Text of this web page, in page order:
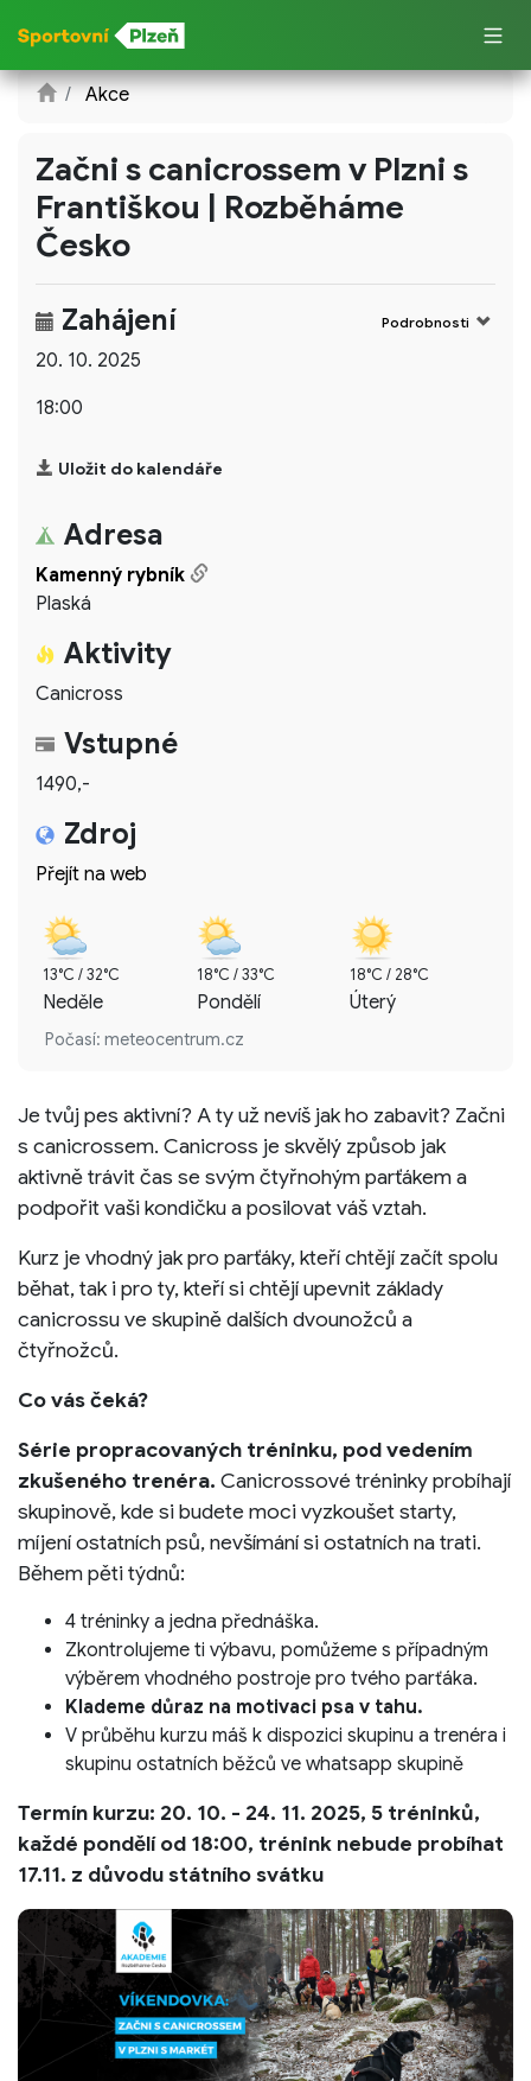
Akce
Začni s canicrossem v Plzni s
Františkou | Rozběháme
Česko
Zahájení Podrobnosti
20. 10. 2025
18:00
Uložit do kalendáře
Adresa
Kamenný rybník
Plaská
Aktivity
Canicross
Vstupné
1490,-
Zdroj
Přejít na web
13°C / 32°C
Neděle
18°C / 33°C
Pondělí
18°C / 28°C
Úterý
Počasí: meteocentrum.cz
Je tvůj pes aktivní? A ty už nevíš jak ho zabavit? Začni
s canicrossem. Canicross je skvělý způsob jak
aktivně trávit čas se svým čtyřnohým parťákem a
podpořit vaši kondičku a posilovat váš vztah.
Kurz je vhodný jak pro parťáky, kteří chtějí začít spolu
běhat, tak i pro ty, kteří si chtějí upevnit základy
canicrossu ve skupině dalších dvounožců a
čtyřnožců.
Co vás čeká?
Série propracovaných tréninku, pod vedením
zkušeného trenéra. Canicrossové tréninky probíhají
skupinově, kde si budete moci vyzkoušet starty,
míjení ostatních psů, nevšímání si ostatních na trati.
Během pěti týdnů:
4 tréninky a jedna přednáška.
Zkontrolujeme ti výbavu, pomůžeme s případným
výběrem vhodného postroje pro tvého parťáka.
Klademe důraz na motivaci psa v tahu.
V průběhu kurzu máš k dispozici skupinu a trenéra i
skupinu ostatních běžců ve whatsapp skupině
Termín kurzu: 20. 10. - 24. 11. 2025, 5 tréninků,
každé pondělí od 18:00, trénink nebude probíhat
17.11. z důvodu státního svátku